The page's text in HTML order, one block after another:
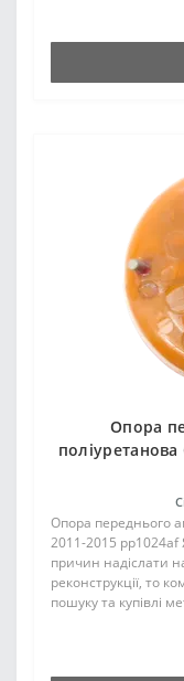
Опора
Опора переднього
2011-2015
причин надіслати
реконструкції, то
пошуку та купівлі